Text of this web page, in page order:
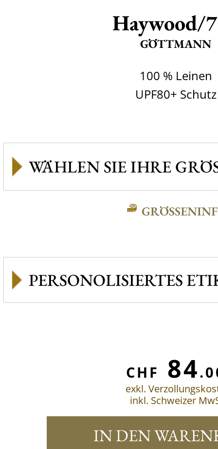
Haywood/
GÖTTMANN
100 % Leinen
UPF80+ Schutz
GRÖSSENINFO
PERSONOLISIERTES
CHF 84
exkl.
inkl. Schweizer
IN DEN